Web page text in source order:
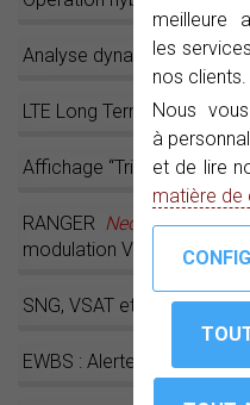
meilleure
les
nos clients.
Nous
à
et de lire
matière de
Analyse dynamique des
LTE Long Term Evolution
Affichage “Triple fenêtre”
RANGER Neo
est
modulation VCM/ACM
SNG, VSAT et signaux de
EWBS : Alerte de